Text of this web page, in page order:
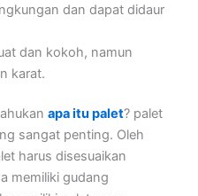
dan dapat didaur
dan kokoh, namun
karat.
apa itu palet? palet
sangat penting. Oleh
harus disesuaikan
memiliki gudang